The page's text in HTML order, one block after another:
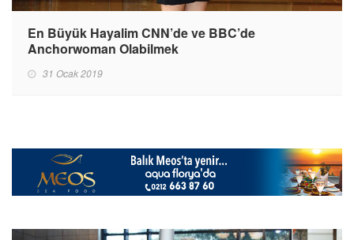
En Büyük Hayalim CNN’de ve BBC’de
Anchorwoman Olabilmek
31 Ocak 2019